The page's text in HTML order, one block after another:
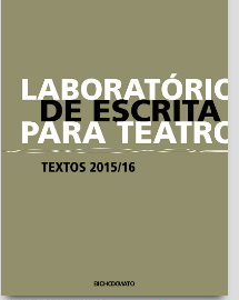
Rui Pina Coelho
(coord.)